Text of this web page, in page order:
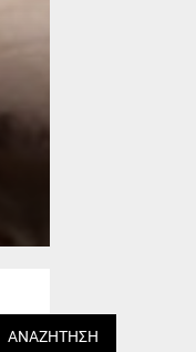
ΑΝΑΖΉΤΗΣΗ